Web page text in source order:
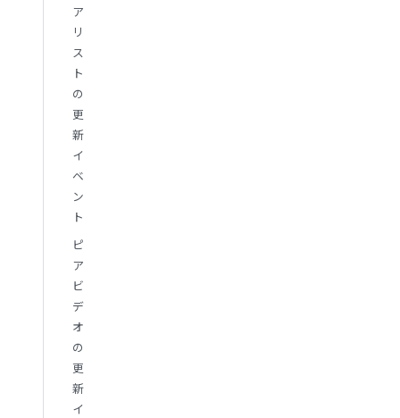
ア
リ
ス
ト
の
更
新
イ
ベ
ン
ト
ピ
ア
ビ
デ
オ
の
更
新
イ